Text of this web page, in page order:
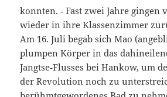
konnten. ‑ Fast zwei Jahre gingen
wieder in ihre Klassenzimmer
Am 16. Juli begab sich Mao
plumpen Körper in das
Jangtse‑Flusses bei Hankow, um
der Revolution noch zu